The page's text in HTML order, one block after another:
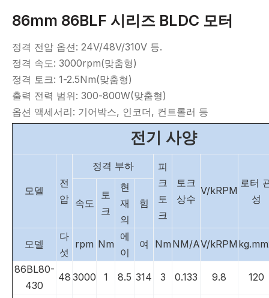
86mm 86BLF 시리즈 BLDC 모터
정격 전압 옵션: 24V/48V/310V 등.
정격 속도: 3000rpm(맞춤형)
정격 토크: 1-2.5Nm(맞춤형)
출력 전력 범위: 300-800W(맞춤형)
옵션 액세서리: 기어박스, 인코더, 컨트롤러 등
전기 사양
모델
전
압
정격 부하
피
크
토
크
토크
상수
V/kRPM
로터
성
속도
토
크
현
재
의
힘
모델
다
섯
rpm Nm
에
이
여 Nm NM/AV/kRPM
86BL80-
430
48 3000 1 8.5 314 3 0.133 9.8 120